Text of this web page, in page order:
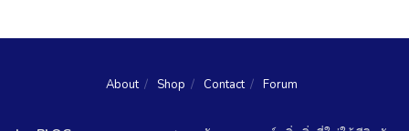
About Shop Contact Forum